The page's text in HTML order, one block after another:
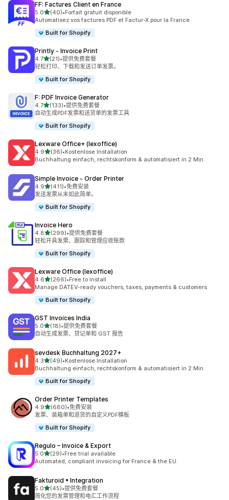
FF: Factures Client en France
5.0星（满分 5 星）
(40)
总共 40 条评论
•Forfait gratuit disponible
Automatisez vos factures PDF et Factur-X pour la France
Built for Shopify
Printly ‑ Invoice Print
4.7星（满分 5 星）
(21)
总共 21 条评论
•提供免费套餐
轻松打印、下载和发送订单发票。
Built for Shopify
F: PDF Invoice Generator
4.7星（满分 5 星）
(133)
总共 133 条评论
•提供免费套餐
自动生成PDF发票和送货单的发票工具
Built for Shopify
Lexware Office+ (lexoffice)
4.9星（满分 5 星）
(36)
总共 36 条评论
•Kostenlose Installation
Buchhaltung einfach, rechtskonform & automatisiert in 2 Min.
Simple Invoice ‑ Order Printer
4.9星（满分 5 星）
(411)
总共 411 条评论
•免费安装
发送发票从未如此简单。
Built for Shopify
Invoice Hero
4.8星（满分 5 星）
(299)
总共 299 条评论
•提供免费套餐
轻松开具发票、跟踪和管理应收账款
Built for Shopify
Lexware Office (lexoffice)
4.6星（满分 5 星）
(266)
总共 266 条评论
•Free to install
Manage DATEV-ready vouchers, taxes, payments & customers
Built for Shopify
GST Invoices India
5.0星（满分 5 星）
(18)
总共 18 条评论
•提供免费套餐
自动生成发票、贷记单和 GST 报告
sevdesk Buchhaltung 2027+
4.3星（满分 5 星）
(49)
总共 49 条评论
•Kostenlose Installation
Buchhaltung einfach, rechtskonform & automatisiert in 2 Min.
Built for Shopify
Order Printer Templates
4.9星（满分 5 星）
(680)
总共 680 条评论
•免费安装
发票、装箱单和退货的自定义PDF模板
Built for Shopify
Regulo – Invoice & Export
5.0星（满分 5 星）
(29)
总共 29 条评论
•Free trial available
Automated, compliant invoicing for France & the EU.
Fakturoid • Integration
5.0星（满分 5 星）
(45)
总共 45 条评论
•提供免费套餐
简化您的发票管理和电汇工作流程